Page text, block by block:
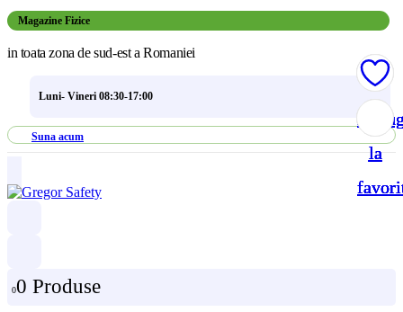
Magazine Fizice
in toata zona de sud-est a Romaniei
Luni- Vineri 08:30-17:00
Suna acum
00 Produse
la
la
la
la